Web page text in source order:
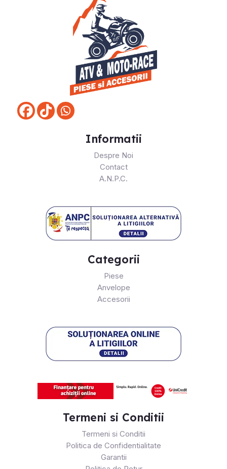
Informatii
Despre Noi
Contact
A.N.P.C.
Categorii
Piese
Anvelope
Accesorii
Termeni si Conditii
Termeni si Conditii
Politica de Confidentialitate
Garantii